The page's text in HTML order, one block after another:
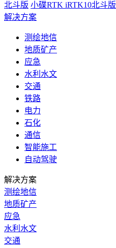
北斗版 小碟RTK iRTK10北斗版
解决方案
测绘地信
地质矿产
应急
水利水文
交通
铁路
电力
石化
通信
智能施工
自动驾驶
解决方案
测绘地信
地质矿产
应急
水利水文
交通